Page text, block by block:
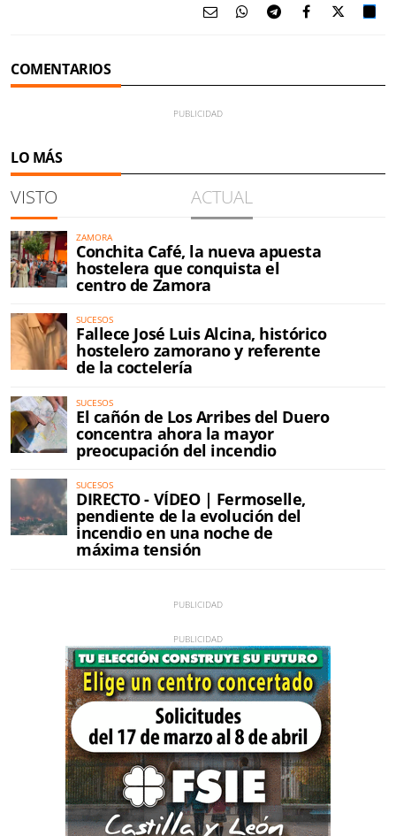
COMENTARIOS
LO MÁS
VISTO ACTUAL
ZAMORA
Conchita Café, la nueva apuesta
hostelera que conquista el
centro de Zamora
SUCESOS
Fallece José Luis Alcina, histórico
hostelero zamorano y referente
de la coctelería
SUCESOS
El cañón de Los Arribes del Duero
concentra ahora la mayor
preocupación del incendio
SUCESOS
DIRECTO - VÍDEO | Fermoselle,
pendiente de la evolución del
incendio en una noche de
máxima tensión